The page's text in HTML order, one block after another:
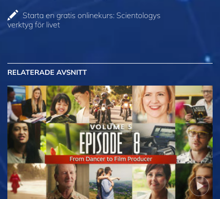
Starta en gratis onlinekurs: Scientologys
verktyg för livet
RELATERADE AVSNITT